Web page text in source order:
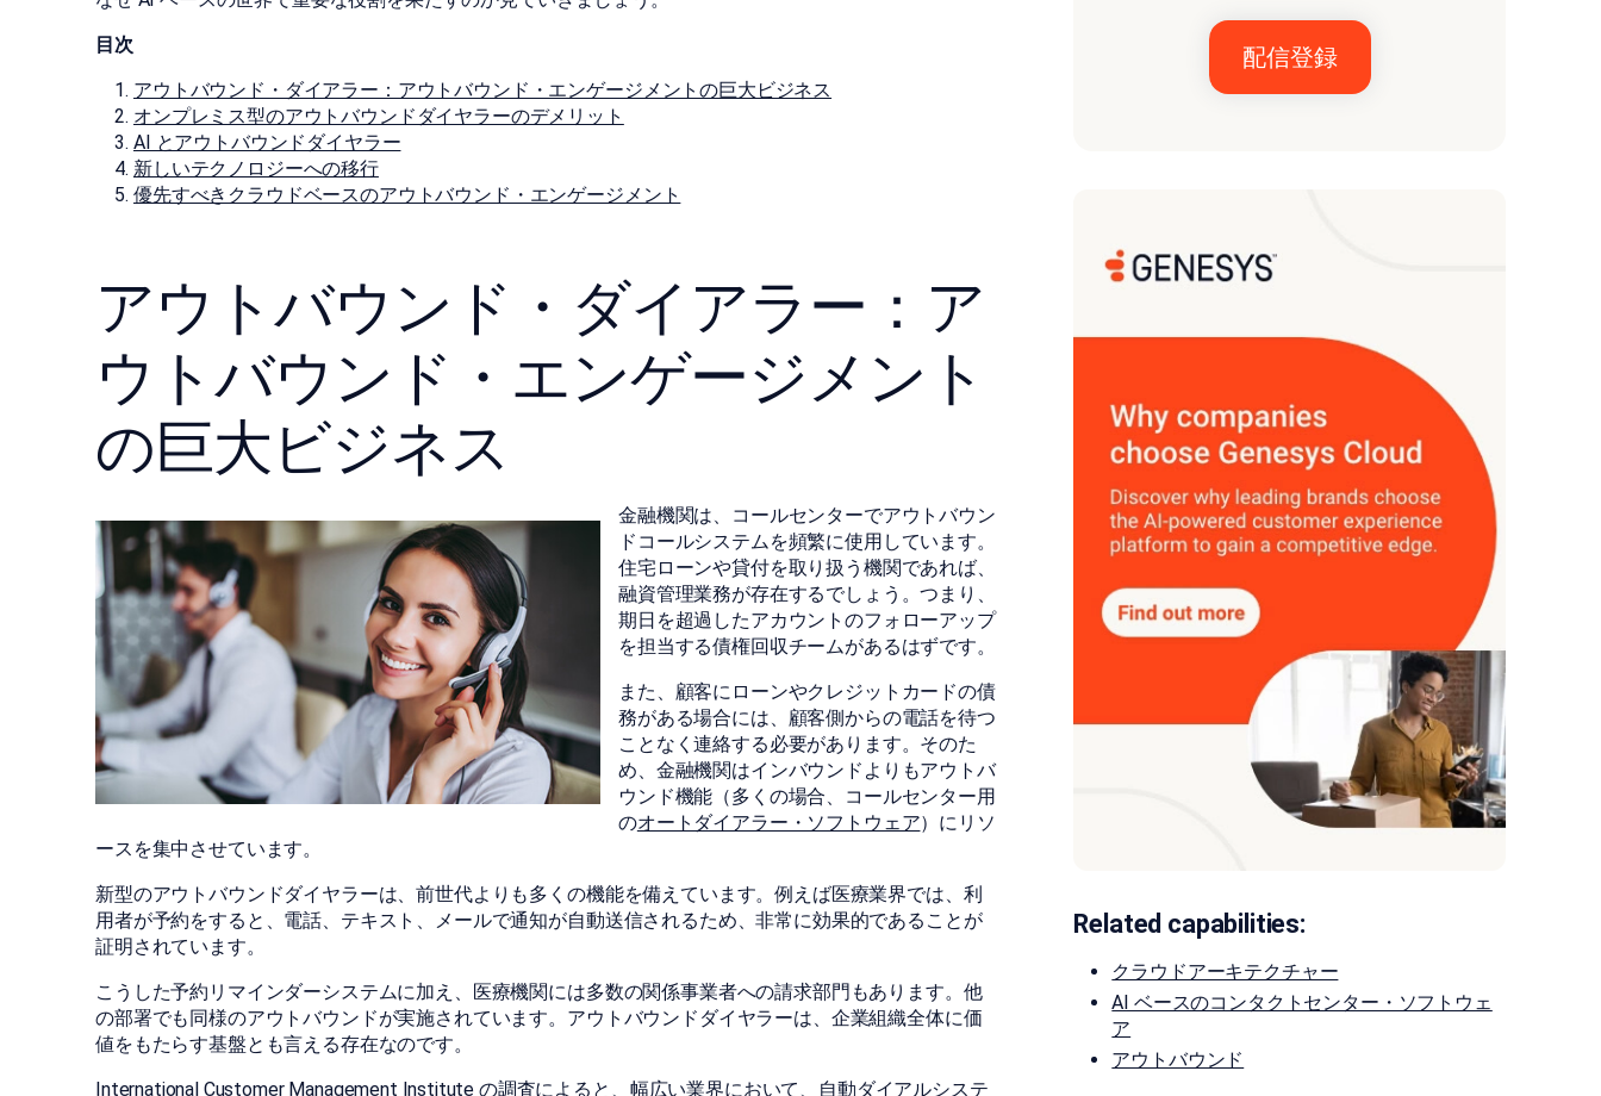
目次
アウトバウンド・ダイアラー：アウトバウンド・エンゲージメントの巨大ビジネス
オンプレミス型のアウトバウンドダイヤラーのデメリット
AI とアウトバウンドダイヤラー
新しいテクノロジーへの移行
優先すべきクラウドベースのアウトバウンド・エンゲージメント
アウトバウンド・ダイアラー：ア
ウトバウンド・エンゲージメント
の巨大ビジネス
金融機関は、コールセンターでアウトバウン
ドコールシステムを頻繁に使用しています。
住宅ローンや貸付を取り扱う機関であれば、
融資管理業務が存在するでしょう。つまり、
期日を超過したアカウントのフォローアップ
を担当する債権回収チームがあるはずです。
また、顧客にローンやクレジットカードの債
務がある場合には、顧客側からの電話を待つ
ことなく連絡する必要があります。そのた
め、金融機関はインバウンドよりもアウトバ
ウンド機能（多くの場合、コールセンター用
のオートダイアラー・ソフトウェア）にリソ
ースを集中させています。
新型のアウトバウンドダイヤラーは、前世代よりも多くの機能を備えています。例えば医療業界では、利
用者が予約をすると、電話、テキスト、メールで通知が自動送信されるため、非常に効果的であることが
証明されています。
こうした予約リマインダーシステムに加え、医療機関には多数の関係事業者への請求部門もあります。他
の部署でも同様のアウトバウンドが実施されています。アウトバウンドダイヤラーは、企業組織全体に価
値をもたらす基盤とも言える存在なのです。
International Customer Management Institute の調査によると、幅広い業界において、自動ダイアルシステ
Related capabilities:
クラウドアーキテクチャー
AI ベースのコンタクトセンター・ソフトウェ
ア
アウトバウンド